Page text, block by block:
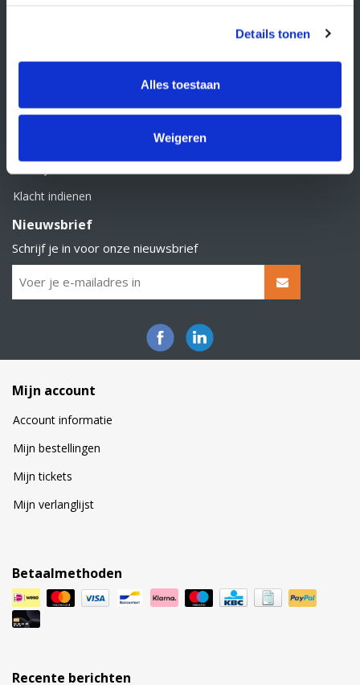
Details tonen
Alles toestaan
Weigeren
Retourbeleid
Klacht indienen
Nieuwsbrief
Schrijf je in voor onze nieuwsbrief
Mijn account
Account informatie
Mijn bestellingen
Mijn tickets
Mijn verlanglijst
Betaalmethoden
Recente berichten